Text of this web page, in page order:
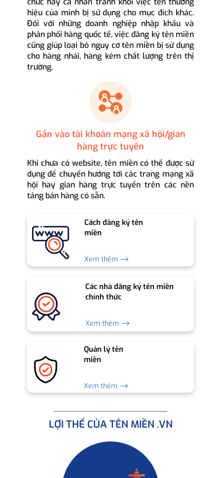
hiệu của mình bị sử dụng cho mục đích khác.
Đối với những doanh nghiệp nhập khẩu và
phân phối hàng quốc tế, việc đăng ký tên miền
cũng giúp loại bỏ nguy cơ tên miền bị sử dụng
cho hàng nhái, hàng kém chất lượng trên thị
trường.
Gắn vào tài khoản mạng xã hội/gian
hàng trực tuyến
Khi chưa có website, tên miền có thể được sử
dụng để chuyển hướng tới các trang mạng xã
hội hay gian hàng trực tuyến trên các nền
tảng bán hàng có sẵn.
Cách đăng ký tên
miền
Xem thêm ⟶
Các nhà đăng ký tên miền
chính thức
Xem thêm ⟶
Quản lý tên
miền
Xem thêm ⟶
LỢI THẾ CỦA TÊN MIỀN .VN